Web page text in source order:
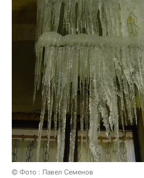
© Фото : Павел Семенов